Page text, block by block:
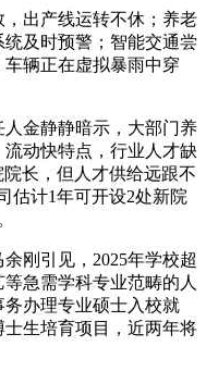
出产线运转不休；养老
及时预警；智能交通尝
辆正在虚拟暴雨中穿
金静静暗示，大部门养
动快特点，行业人才缺
长，但人才供给远跟不
估计1年可开设2处新院
刚引见，2025年学校超
急需学科专业范畴的人
办理专业硕士入校就
生培育项目，近两年将